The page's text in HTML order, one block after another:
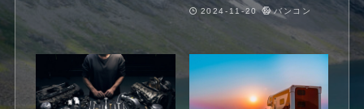
2024-11-20 バンコン